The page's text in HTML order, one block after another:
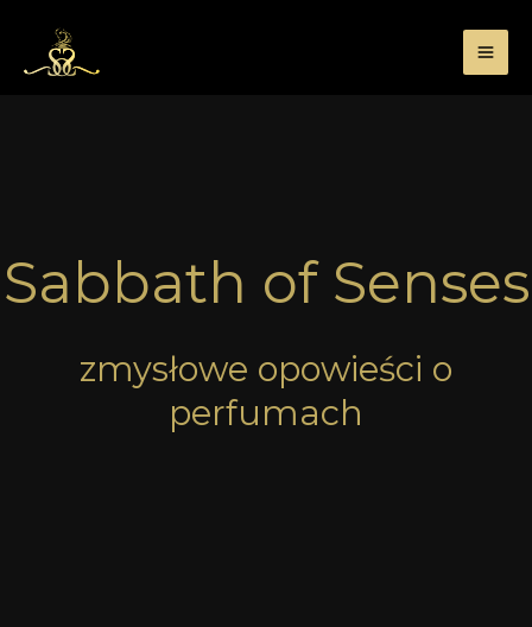
treści
Sabbath of Senses
zmysłowe opowieści o
perfumach